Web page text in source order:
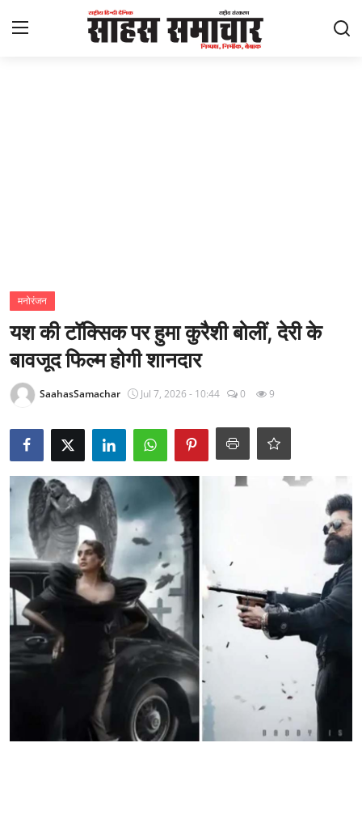
राज्य
अंतराष्ट्रीय
राजनीति
Epaper
लाइफस्टाइल
टेक
मनोरंजन
यश की टॉक्सिक पर हुमा कुरैशी बोलीं, देरी के
बावजूद फिल्म होगी शानदार
SaahasSamachar Jul 7, 2026 - 10:44 0 9